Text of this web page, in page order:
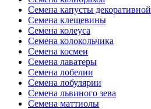
Семена капусты декоративной
Семена клещевины
Семена колеуса
Семена колокольчика
Семена космеи
Семена лаватеры
Семена лобелии
Семена лобулярии
Семена львиного зева
Семена маттиолы